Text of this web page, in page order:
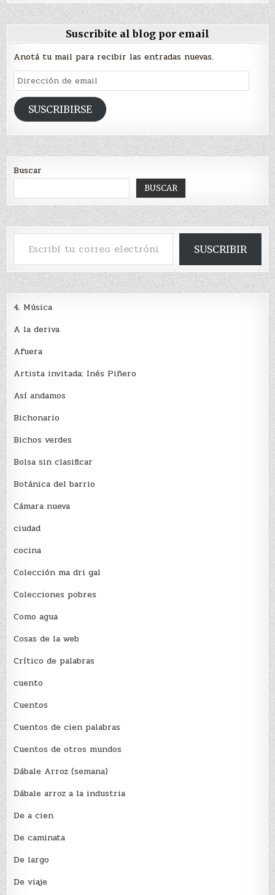
Suscribite al blog por email
Anotá tu mail para recibir las entradas nuevas.
Dirección
de
emailSUSCRIBIRSE
Buscar
BUSCAR
Escribí tu correo electrónico…
SUSCRIBIR
4. Música
A la deriva
Afuera
Artista invitada: Inés Piñero
Así andamos
Bichonario
Bichos verdes
Bolsa sin clasificar
Botánica del barrio
Cámara nueva
ciudad
cocina
Colección ma dri gal
Colecciones pobres
Como agua
Cosas de la web
Crítico de palabras
cuento
Cuentos
Cuentos de cien palabras
Cuentos de otros mundos
Dábale Arroz (semana)
Dábale arroz a la industria
De a cien
De caminata
De largo
De viaje